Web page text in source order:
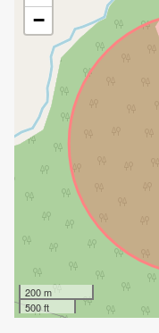
−
200 m
500 ft